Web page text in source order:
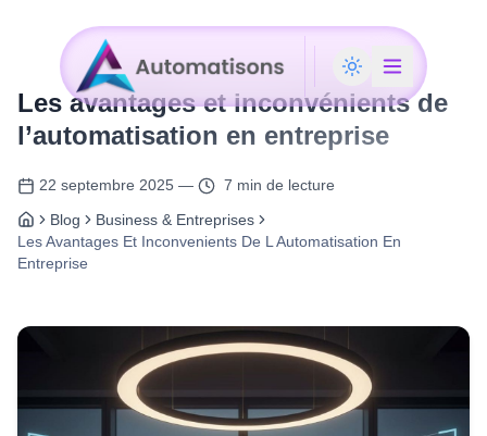
Les avantages et inconvénients de
l’automatisation en entreprise
22 septembre 2025 —
7 min de lecture
Blog
Business & Entreprises
Les Avantages Et Inconvenients De L Automatisation En
Entreprise